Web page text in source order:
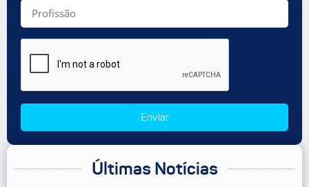
Enviar
Últimas Notícias